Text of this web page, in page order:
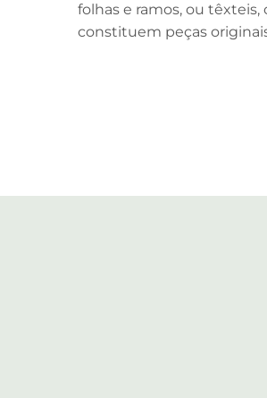
folhas e ramos, ou
constituem peças